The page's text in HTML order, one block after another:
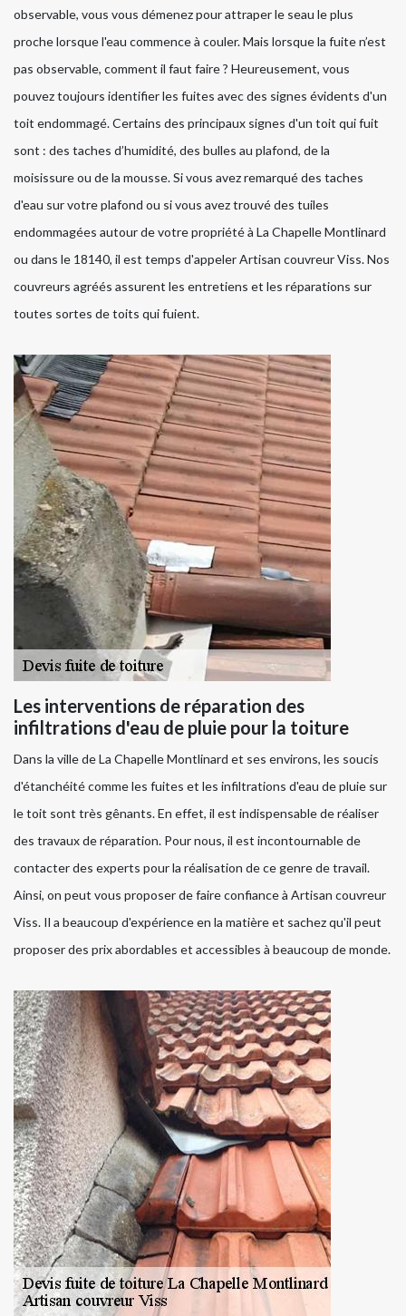
observable, vous vous démenez pour attraper le seau le plus
proche lorsque l'eau commence à couler. Mais lorsque la fuite n’est
pas observable, comment il faut faire ? Heureusement, vous
pouvez toujours identifier les fuites avec des signes évidents d'un
toit endommagé. Certains des principaux signes d'un toit qui fuit
sont : des taches d’humidité, des bulles au plafond, de la
moisissure ou de la mousse. Si vous avez remarqué des taches
d'eau sur votre plafond ou si vous avez trouvé des tuiles
endommagées autour de votre propriété à La Chapelle Montlinard
ou dans le 18140, il est temps d'appeler Artisan couvreur Viss. Nos
couvreurs agréés assurent les entretiens et les réparations sur
toutes sortes de toits qui fuient.
Les interventions de réparation des
infiltrations d'eau de pluie pour la toiture
Dans la ville de La Chapelle Montlinard et ses environs, les soucis
d'étanchéité comme les fuites et les infiltrations d'eau de pluie sur
le toit sont très gênants. En effet, il est indispensable de réaliser
des travaux de réparation. Pour nous, il est incontournable de
contacter des experts pour la réalisation de ce genre de travail.
Ainsi, on peut vous proposer de faire confiance à Artisan couvreur
Viss. Il a beaucoup d'expérience en la matière et sachez qu'il peut
proposer des prix abordables et accessibles à beaucoup de monde.